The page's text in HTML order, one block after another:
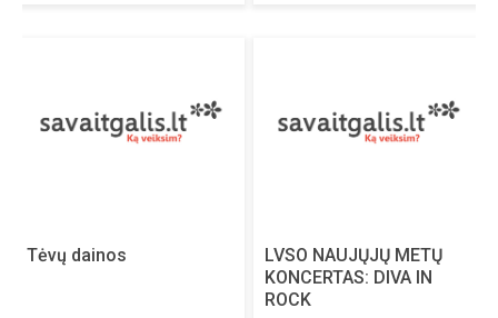
Bilietus platina:
TICKET MARKET
Bilietus galite įsigyti visose TICKET MARKET kasose:
Tėvų dainos
LVSO NAUJŲJŲ METŲ
KONCERTAS: DIVA IN
ROCK